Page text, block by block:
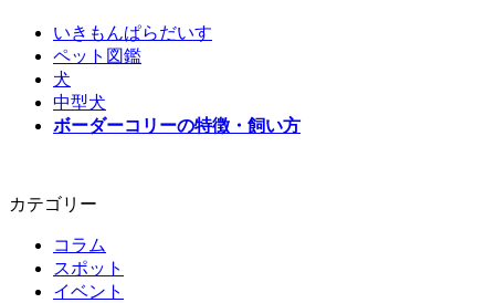
いきもんぱらだいす
ペット図鑑
犬
中型犬
ボーダーコリーの特徴・飼い方
カテゴリー
コラム
スポット
イベント